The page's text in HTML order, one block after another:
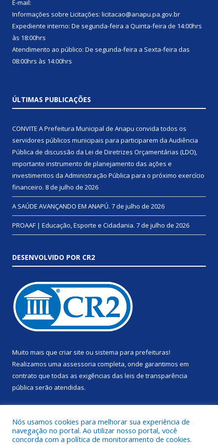
E-mail:
Informações sobre Licitações: licitacao@anapu.pa.gov.br
Expediente interno: De segunda-feira a Quinta-feira de 14:00hrs
às 18:00hrs
Atendimento ao público: De segunda-feira a Sexta-feira das
08:00hrs às 14:00hrs
ÚLTIMAS PUBLICAÇÕES
CONVITE A Prefeitura Municipal de Anapu convida todos os
servidores públicos municipais para participarem da Audiência
Pública de discussão da Lei de Diretrizes Orçamentárias (LDO),
importante instrumento de planejamento das ações e
investimentos da Administração Pública para o próximo exercício
financeiro. 8 de julho de 2026
A SAÚDE AVANÇANDO EM ANAPÚ. 7 de julho de 2026
PROAAF | Educação, Esporte e Cidadania. 7 de julho de 2026
DESENVOLVIDO POR CR2
Muito mais que criar site ou sistema para prefeituras!
Realizamos uma assessoria completa, onde garantimos em
contrato que todas as exigências das leis de transparência
pública serão atendidas.
Nós usamos cookies para melhorar sua experiência de
navegação no portal. Ao utilizar nosso portal, você
concorda com a política de monitoramento de cookies.